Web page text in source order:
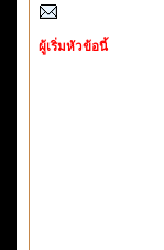
ผู้เริ่มหัวข้อนี้